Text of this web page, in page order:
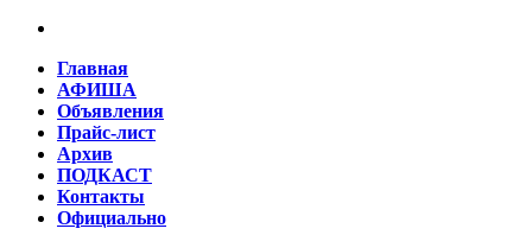
Главная
АФИША
Объявления
Прайс-лист
Архив
ПОДКАСТ
Контакты
Официально